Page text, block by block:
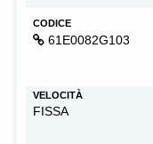
CODICE
61E0082G103
VELOCITÀ
FISSA